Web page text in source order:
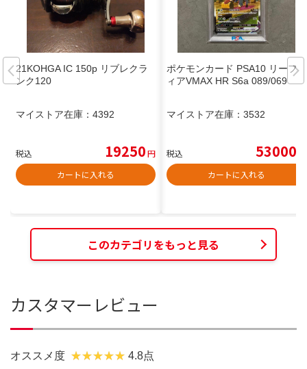
21KOHGA IC 150p リブレクラ
ンク120
マイストア在庫： 4392
税込 19250円
カートに入れる
ポケモンカード PSA10 リーフ
ィアVMAX HR S6a 089/069
マイストア在庫： 3532
税込 53000
カートに入れる
このカテゴリをもっと見る
カスタマーレビュー
オススメ度 4.8点